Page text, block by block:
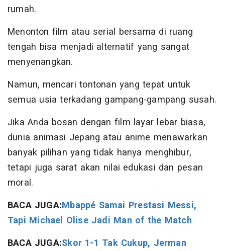
rumah.
Menonton film atau serial bersama di ruang
tengah bisa menjadi alternatif yang sangat
menyenangkan.
Namun, mencari tontonan yang tepat untuk
semua usia terkadang gampang-gampang susah.
Jika Anda bosan dengan film layar lebar biasa,
dunia animasi Jepang atau anime menawarkan
banyak pilihan yang tidak hanya menghibur,
tetapi juga sarat akan nilai edukasi dan pesan
moral.
BACA JUGA:Mbappé Samai Prestasi Messi,
Tapi Michael Olise Jadi Man of the Match
BACA JUGA:Skor 1-1 Tak Cukup, Jerman